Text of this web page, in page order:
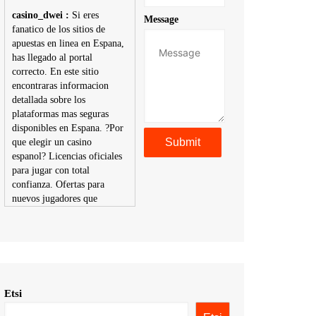
casino_dwei : Si eres
fanatico de los sitios de
apuestas en linea en Espana,
has llegado al portal
correcto. En este sitio
encontraras informacion
detallada sobre los
plataformas mas seguras
disponibles en Espana. ?Por
que elegir un casino
espanol? Licencias oficiales
para jugar con total
confianza. Ofertas para
nuevos jugadores que
metodos de pago,
Message
Etsi